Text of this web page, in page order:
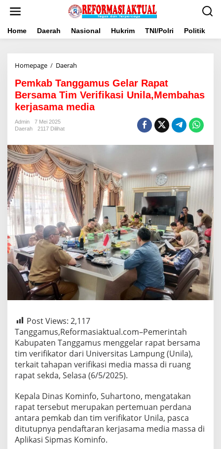
Home Daerah Nasional Hukrim TNI/Polri Politik
Homepage / Daerah
Gelar
Rapat
Bersama
Tim
media
Pemkab Tanggamus Gelar Rapat
Bersama Tim Verifikasi Unila,Membahas
kerjasama media
Admin
7 Mei 2025
Daerah
2117 Dilihat
Post Views: 2,117
Tanggamus,Reformasiaktual.com–Pemerintah
Kabupaten Tanggamus menggelar rapat bersama
tim verifikator dari Universitas Lampung (Unila),
terkait tahapan verifikasi media massa di ruang
rapat sekda, Selasa (6/5/2025).
Kepala Dinas Kominfo, Suhartono, mengatakan
rapat tersebut merupakan pertemuan perdana
antara pemkab dan tim verifikator Unila, pasca
ditutupnya pendaftaran kerjasama media massa di
Aplikasi Sipmas Kominfo.